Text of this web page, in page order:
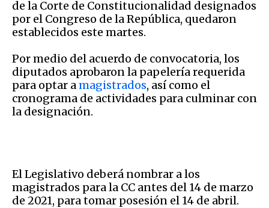
de la Corte de Constitucionalidad designados
por el Congreso de la República, quedaron
establecidos este martes.
Por medio del acuerdo de convocatoria, los
diputados aprobaron la papelería requerida
para optar amagistrados, así como el
cronograma de actividades para culminar con
la designación.
El Legislativo deberá nombrar a los
magistrados para la CC antes del 14 de marzo
de 2021, para tomar posesión el 14 de abril.